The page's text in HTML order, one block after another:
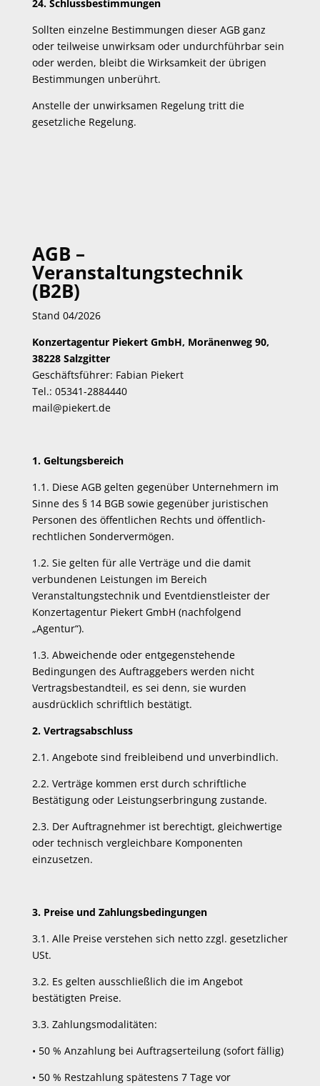
24. Schlussbestimmungen
Sollten einzelne Bestimmungen dieser AGB ganz
oder teilweise unwirksam oder undurchführbar sein
oder werden, bleibt die Wirksamkeit der übrigen
Bestimmungen unberührt.
Anstelle der unwirksamen Regelung tritt die
gesetzliche Regelung.
AGB –
Veranstaltungstechnik
(B2B)
Stand 04/2026
Konzertagentur Piekert GmbH, Moränenweg 90,
38228 Salzgitter
Geschäftsführer: Fabian Piekert
Tel.: 05341-2884440
mail@piekert.de
1. Geltungsbereich
1.1. Diese AGB gelten gegenüber Unternehmern im
Sinne des § 14 BGB sowie gegenüber juristischen
Personen des öffentlichen Rechts und öffentlich-
rechtlichen Sondervermögen.
1.2. Sie gelten für alle Verträge und die damit
verbundenen Leistungen im Bereich
Veranstaltungstechnik und Eventdienstleister der
Konzertagentur Piekert GmbH (nachfolgend
„Agentur“).
1.3. Abweichende oder entgegenstehende
Bedingungen des Auftraggebers werden nicht
Vertragsbestandteil, es sei denn, sie wurden
ausdrücklich schriftlich bestätigt.
2. Vertragsabschluss
2.1. Angebote sind freibleibend und unverbindlich.
2.2. Verträge kommen erst durch schriftliche
Bestätigung oder Leistungserbringung zustande.
2.3. Der Auftragnehmer ist berechtigt, gleichwertige
oder technisch vergleichbare Komponenten
einzusetzen.
3. Preise und Zahlungsbedingungen
3.1. Alle Preise verstehen sich netto zzgl. gesetzlicher
USt.
3.2. Es gelten ausschließlich die im Angebot
bestätigten Preise.
3.3. Zahlungsmodalitäten:
• 50 % Anzahlung bei Auftragserteilung (sofort fällig)
• 50 % Restzahlung spätestens 7 Tage vor